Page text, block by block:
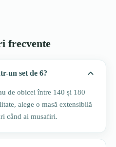
frecvente
un set de 6?
de obicei între 140 și 180
alege o masă extensibilă
când ai musafiri.